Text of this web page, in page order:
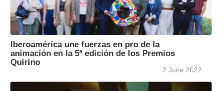
Iberoamérica une fuerzas en pro de la
animación en la 5ª edición de los Premios
Quirino
2 June 2022